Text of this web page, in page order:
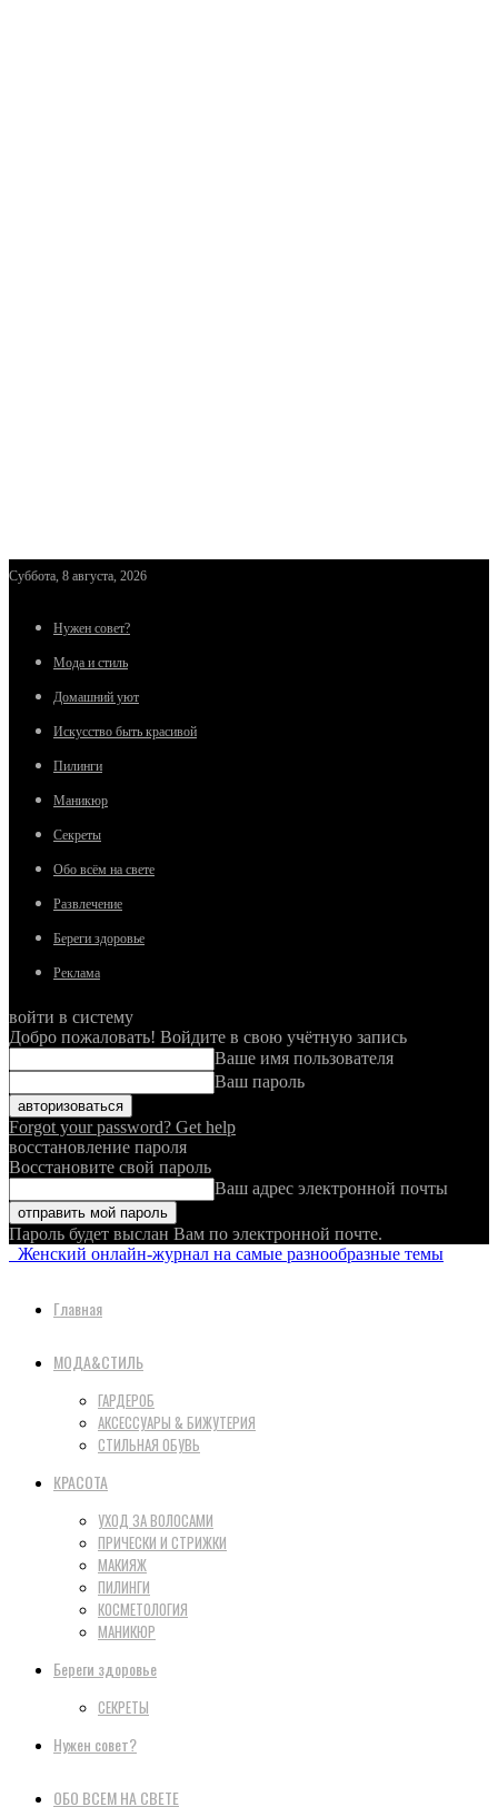
Суббота, 8 августа, 2026
Нужен совет?
Мода и стиль
Домашний уют
Искусство быть красивой
Пилинги
Маникюр
Секреты
Обо всём на свете
Развлечение
Береги здоровье
Реклама
войти в систему
Добро пожаловать! Войдите в свою учётную запись
Ваше имя пользователя
Ваш пароль
Forgot your password? Get help
восстановление пароля
Восстановите свой пароль
Ваш адрес электронной почты
Пароль будет выслан Вам по электронной почте.
Женский онлайн-журнал на самые разнообразные темы
Главная
МОДА&СТИЛЬ
ГАРДЕРОБ
АКСЕССУАРЫ & БИЖУТЕРИЯ
СТИЛЬНАЯ ОБУВЬ
КРАСОТА
УХОД ЗА ВОЛОСАМИ
ПРИЧЕСКИ И СТРИЖКИ
МАКИЯЖ
ПИЛИНГИ
КОСМЕТОЛОГИЯ
МАНИКЮР
Береги здоровье
СЕКРЕТЫ
Нужен совет?
ОБО ВСЕМ НА СВЕТЕ